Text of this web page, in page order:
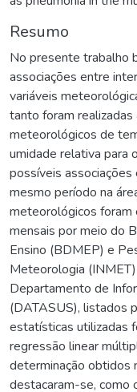
Resumo
No presente trabalho
associações entre
variáveis
tanto foram
meteorológicos de
umidade relativa
possíveis associações
mesmo período na
meteorológicos
mensais por meio do
Ensino (BDMEP) e
Meteorologia
Departamento de
(DATASUS), listados
estatísticas utilizadas
regressão linear
determinação obtidos
destacaram-se, como